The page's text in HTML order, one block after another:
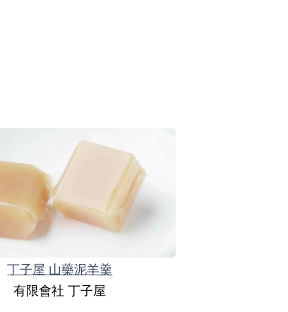
丁子屋 山藥泥羊羹
有限會社 丁子屋